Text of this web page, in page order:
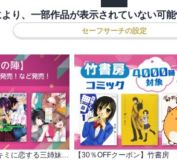
り、一部作品が表示されていない可能
セーフサーチの設定
【AKITA電子祭り 夏の陣】 「キミに恋する三姉妹」最新9巻発売！など発売！